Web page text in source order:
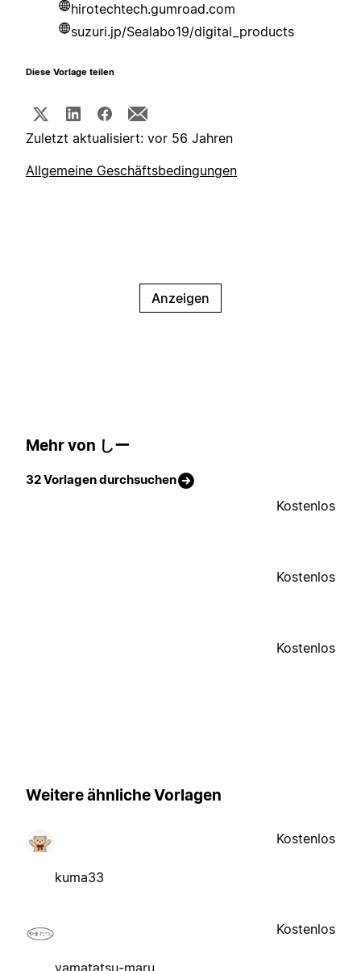
hirotechtech.gumroad.com
suzuri.jp/Sealabo19/digital_products
Diese Vorlage teilen
Zuletzt aktualisiert: vor 56 Jahren
Allgemeine Geschäftsbedingungen
Anzeigen
Mehr von しー
32 Vorlagen durchsuchen
Kostenlos
Kostenlos
Kostenlos
Weitere ähnliche Vorlagen
kuma33
Kostenlos
yamatatsu-maru
Kostenlos